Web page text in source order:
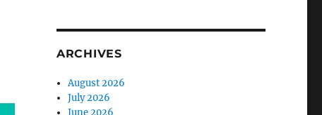
ARCHIVES
August 2026
July 2026
June 2026